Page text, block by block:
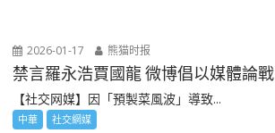
2026-01-17 熊猫时报
禁言羅永浩賈國龍 微博倡以媒體論戰
【社交网媒】因「預製菜風波」導致...
中華 社交網媒